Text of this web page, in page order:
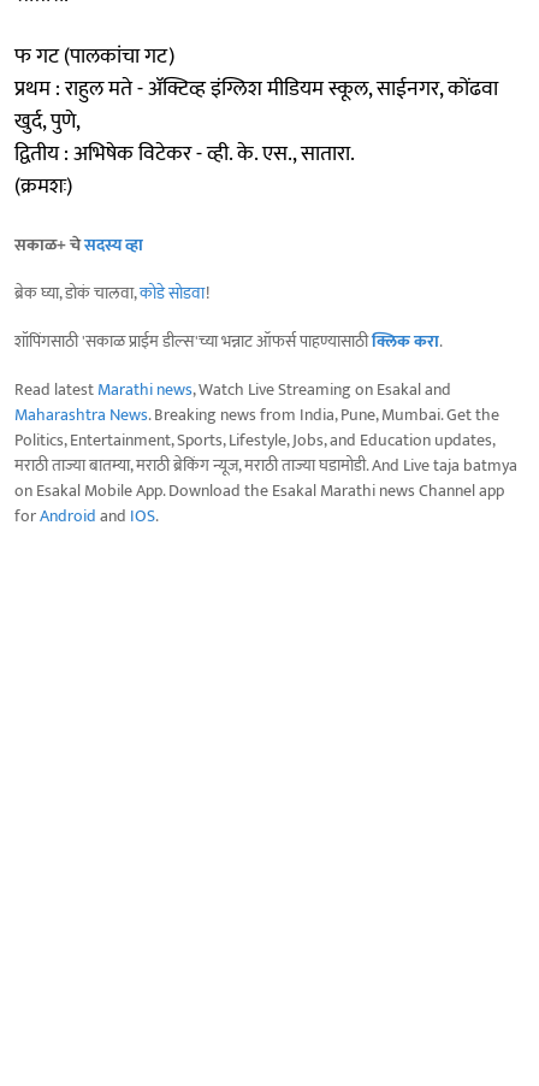
फ गट (पालकांचा गट)
प्रथम : राहुल मते - ॲक्टिव्ह इंग्लिश मीडियम स्कूल, साईनगर, कोंढवा
खुर्द, पुणे,
द्वितीय : अभिषेक विटेकर - व्ही. के. एस., सातारा.
(क्रमशः)
सकाळ+ चेसदस्य व्हा
ब्रेक घ्या, डोकं चालवा,कोडे सोडवा!
शॉपिंगसाठी 'सकाळ प्राईम डील्स'च्या भन्नाट ऑफर्स पाहण्यासाठीक्लिक करा.
Read latestMarathi news, Watch Live Streaming on Esakal and
Maharashtra News. Breaking news from India, Pune, Mumbai. Get the
Politics, Entertainment, Sports, Lifestyle, Jobs, and Education updates,
मराठी ताज्या बातम्या, मराठी ब्रेकिंग न्यूज, मराठी ताज्या घडामोडी. And Live taja batmya
on Esakal Mobile App. Download the Esakal Marathi news Channel app
forAndroidand IOS.